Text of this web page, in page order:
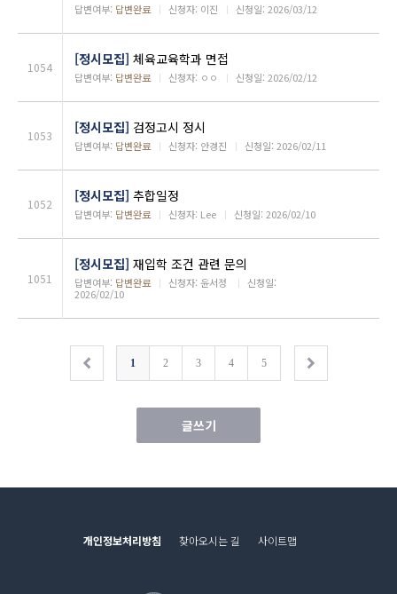
답변여부: 답변완료 ㅣ 신청자: 이진 ㅣ 신청일: 2026/03/12
1054 [정시모집] 체육교육학과 면접
답변여부: 답변완료 ㅣ 신청자: ㅇㅇ ㅣ 신청일: 2026/02/12
1053 [정시모집] 검정고시 정시
답변여부: 답변완료 ㅣ 신청자: 안경진 ㅣ 신청일: 2026/02/11
1052 [정시모집] 추합일정
답변여부: 답변완료 ㅣ 신청자: Lee ㅣ 신청일: 2026/02/10
1051
[정시모집] 재입학 조건 관련 문의
답변여부: 답변완료 ㅣ 신청자: 윤서정 ㅣ 신청일:
2026/02/10
1 2 3 4 5
글쓰기
개인정보처리방침 찾아오시는 길 사이트맵